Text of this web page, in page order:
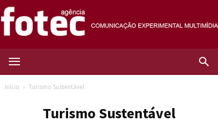
Fotec
Início Turismo Sustentável
Turismo Sustentável